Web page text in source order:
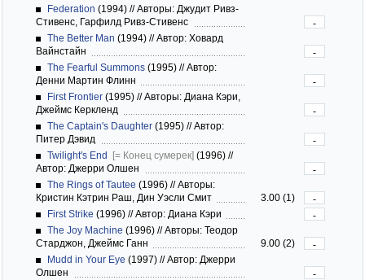
Federation (1994) //Авторы: Джудит Ривз-
Стивенс, Гарфилд Ривз-Стивенс
-
The Better Man (1994) //Автор: Ховард
Вайнстайн
-
The Fearful Summons (1995) //Автор:
Денни Мартин Флинн
-
First Frontier (1995) //Авторы: Диана Кэри,
Джеймс Керкленд
-
The Captain's Daughter (1995) //Автор:
Питер Дэвид
-
Twilight's End [= Конец сумерек] (1996) //
Автор: Джерри Олшен
-
The Rings of Tautee (1996) //Авторы:
Кристин Кэтрин Раш, Дин Уэсли Смит
3.00 (1)
-
First Strike (1996) //Автор: Диана Кэри
-
The Joy Machine (1996) //Авторы: Теодор
Старджон, Джеймс Ганн
9.00 (2)
-
Mudd in Your Eye (1997) //Автор: Джерри
Олшен
-